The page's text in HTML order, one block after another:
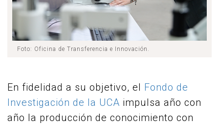
Foto: Oficina de Transferencia e Innovación.
En fidelidad a su objetivo, el Fondo de
Investigación de la UCA impulsa año con
año la producción de conocimiento con